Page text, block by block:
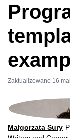
Zaktualizowano 16
Małgorzata Sury